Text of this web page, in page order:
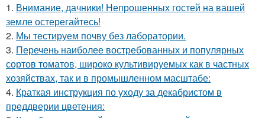
1. Внимание, дачники! Непрошенных гостей на вашей
земле остерегайтесь!
2. Мы тестируем почву без лаборатории.
3. Перечень наиболее востребованных и популярных
сортов томатов, широко культивируемых как в частных
хозяйствах, так и в промышленном масштабе:
4. Краткая инструкция по уходу за декабристом в
преддверии цветения: